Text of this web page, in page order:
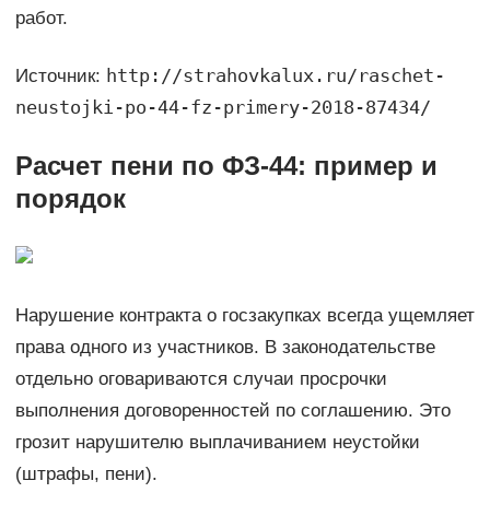
работ.
Источник: http://strahovkalux.ru/raschet-
neustojki-po-44-fz-primery-2018-87434/
Расчет пени по ФЗ-44: пример и
порядок
Нарушение контракта о госзакупках всегда ущемляет
права одного из участников. В законодательстве
отдельно оговариваются случаи просрочки
выполнения договоренностей по соглашению. Это
грозит нарушителю выплачиванием неустойки
(штрафы, пени).